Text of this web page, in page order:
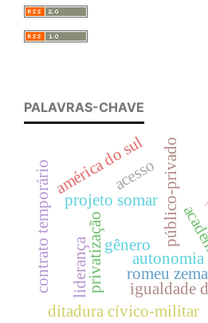
PALAVRAS-CHAVE
privatização
projeto somar público-privado
romeu zema
igualdade
gênero
acesso
américa do sul
ditadura cívico-militar
autonomia
contrato temporário liderança